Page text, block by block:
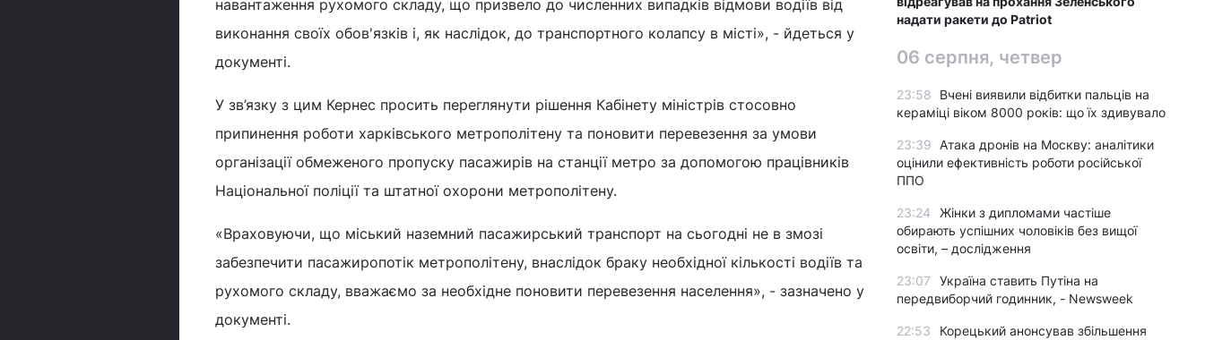
навантаження рухомого складу, що призвело до численних випадків відмови водіїв від
виконання своїх обов'язків і, як наслідок, до транспортного колапсу в місті», - йдеться у
документі.
У зв’язку з цим Кернес просить переглянути рішення Кабінету міністрів стосовно
припинення роботи харківського метрополітену та поновити перевезення за умови
організації обмеженого пропуску пасажирів на станції метро за допомогою працівників
Національної поліції та штатної охорони метрополітену.
«Враховуючи, що міський наземний пасажирський транспорт на сьогодні не в змозі
забезпечити пасажиропотік метрополітену, внаслідок браку необхідної кількості водіїв та
рухомого складу, вважаємо за необхідне поновити перевезення населення», - зазначено у
документі.
надати ракети до Patriot
06 серпня, четвер
23:58
Вчені виявили відбитки пальців на
кераміці віком 8000 років: що їх здивувало
23:39
Атака дронів на Москву: аналітики
оцінили ефективність роботи російської
ППО
23:24
Жінки з дипломами частіше
обирають успішних чоловіків без вищої
освіти, – дослідження
23:07
Україна ставить Путіна на
передвиборчий годинник, - Newsweek
22:53
Корецький анонсував збільшення